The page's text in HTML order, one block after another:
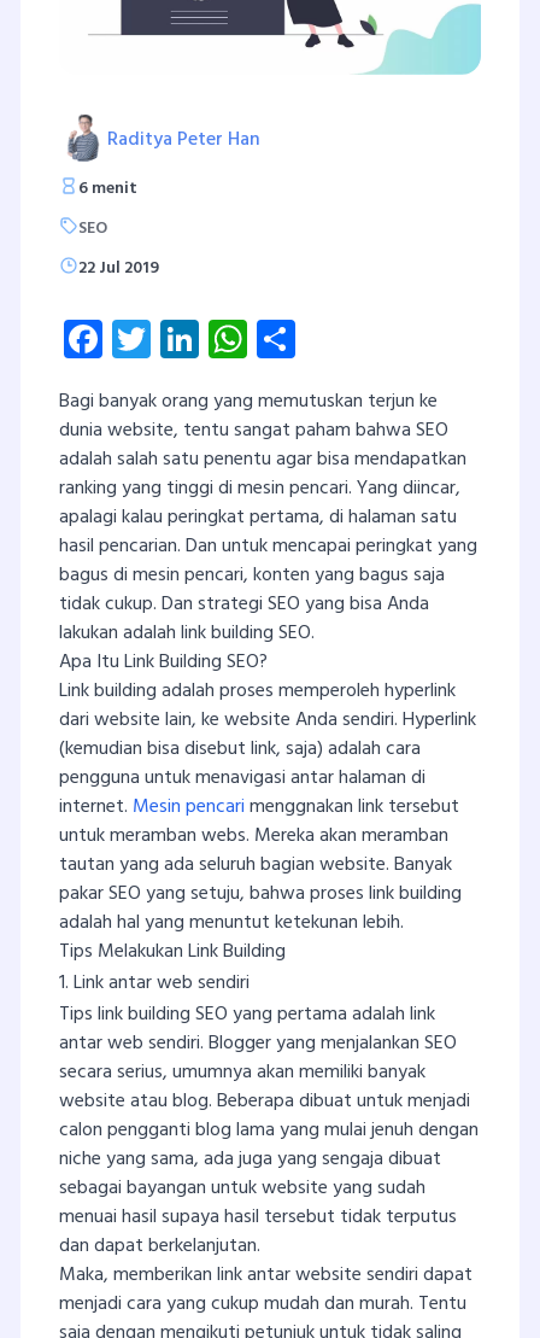
Raditya Peter Han
6 menit
SEO
22 Jul 2019
Facebook
Twitter
LinkedInWhatsApp
Bagi banyak orang yang memutuskan terjun ke
dunia website, tentu sangat paham bahwa SEO
adalah salah satu penentu agar bisa mendapatkan
ranking yang tinggi di mesin pencari. Yang diincar,
apalagi kalau peringkat pertama, di halaman satu
hasil pencarian. Dan untuk mencapai peringkat yang
bagus di mesin pencari, konten yang bagus saja
tidak cukup. Dan strategi SEO yang bisa Anda
lakukan adalah link building SEO.
Apa Itu Link Building SEO?
Link building adalah proses memperoleh hyperlink
dari website lain, ke website Anda sendiri. Hyperlink
(kemudian bisa disebut link, saja) adalah cara
pengguna untuk menavigasi antar halaman di
internet. Mesin pencarimenggnakan link tersebut
untuk meramban webs. Mereka akan meramban
tautan yang ada seluruh bagian website. Banyak
pakar SEO yang setuju, bahwa proses link building
adalah hal yang menuntut ketekunan lebih.
Tips Melakukan Link Building
1. Link antar web sendiri
Tips link building SEO yang pertama adalah link
antar web sendiri. Blogger yang menjalankan SEO
secara serius, umumnya akan memiliki banyak
website atau blog. Beberapa dibuat untuk menjadi
calon pengganti blog lama yang mulai jenuh dengan
niche yang sama, ada juga yang sengaja dibuat
sebagai bayangan untuk website yang sudah
menuai hasil supaya hasil tersebut tidak terputus
dan dapat berkelanjutan.
Maka, memberikan link antar website sendiri dapat
menjadi cara yang cukup mudah dan murah. Tentu